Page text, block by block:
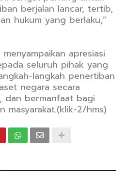
berjalan lancar, tertib,
hukum yang berlaku,”
apresiasi
seluruh pihak yang
langkah penertiban
negara secara
dan bermanfaat bagi
masyarakat.(klik-2/hms)